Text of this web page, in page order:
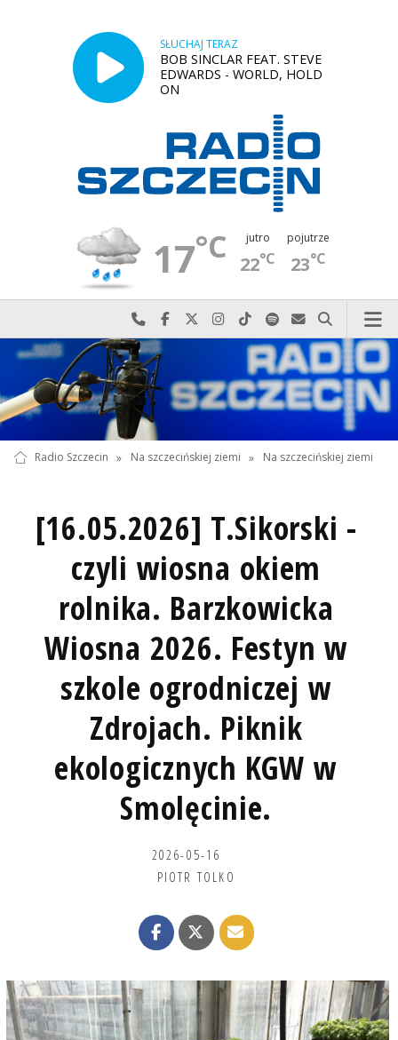
SŁUCHAJ TERAZ
BOB SINCLAR FEAT. STEVE
EDWARDS - WORLD, HOLD
ON
17°C jutro
22°C
pojutrze
23°C
Najlepiej po prostu do nas zadzwoń
Odwiedź nas na Facebook-u
Odwiedź nas na X
Odwiedź nas na Instagram-ie
Odwiedź nas na TikTok-u
Szukaj nas na Spotify
Wyślij do nas
Szukaj
Radio Szczecin » Na szczecińskiej ziemi » Na szczecińskiej ziemi
[16.05.2026] T.Sikorski -
czyli wiosna okiem
rolnika. Barzkowicka
Wiosna 2026. Festyn w
szkole ogrodniczej w
Zdrojach. Piknik
ekologicznych KGW w
Smolęcinie.
2026-05-16
PIOTR TOLKO